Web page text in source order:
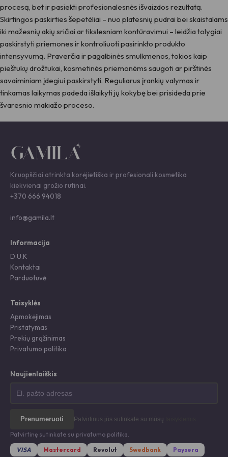
procesą, bet ir pasiekti profesionalesnės išvaizdos rezultatą.
Skirtingos paskirties šepetėliai – nuo platesnių pudrai bei skaistalams
iki mažesnių akių sričiai ar tikslesniam kontūravimui – leidžia tolygiai
paskirstyti priemones ir kontroliuoti pasirinkto produkto
intensyvumą. Praverčia ir pagalbinės smulkmenos, tokios kaip
pieštukų drožtukai, kosmetinės priemonėms saugoti ar pirštinės
savaiminiam įdegiui paskirstyti. Reguliarus įrankių valymas ir
tinkamas laikymas padeda išlaikyti jų kokybę bei prisideda prie
švaresnio makiažo proceso.
Kruopščiai atrinkta korėjietiška ir profesionali kosmetika
kiekvienai grožio rutinai.
+370 666 94018
info@gamila.lt
Informacija
D.U.K
Kontaktai
Parduotuvė
Taisyklės
Apmokėjimas
Pristatymas
Prekių grąžinimas
Privatumo politika
Naujienlaiškis
Prenumeruoti Patvirtinus jūs sutinkate su mūsų
Patvirtinę sutinkate su privatumo politika.
VISA
Mastercard Revolut Swedbank Paysera